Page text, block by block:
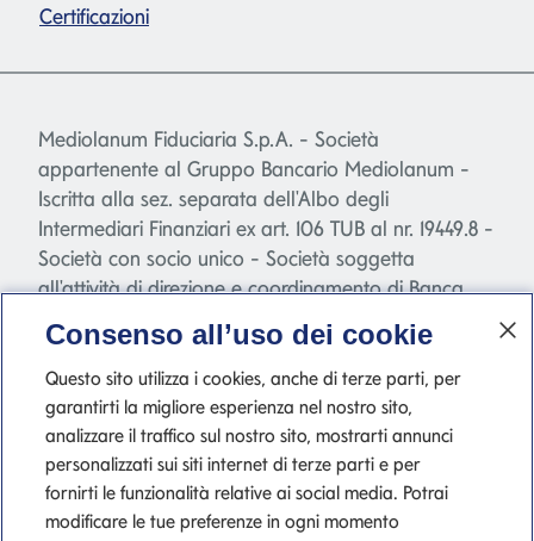
Certificazioni
Mediolanum Fiduciaria S.p.A. - Società
appartenente al Gruppo Bancario Mediolanum -
Iscritta alla sez. separata dell'Albo degli
Intermediari Finanziari ex art. 106 TUB al nr. 19449.8 -
Società con socio unico - Società soggetta
all'attività di direzione e coordinamento di Banca
240.000,00 i.v.- Codice Fiscale - Iscrizione Registro
Imprese n.07334650962 - P.IVA 10540610960 del
Gruppo IVA Banca Mediolanum - Aut. attività
fiduciaria D.M. 27/06/2011 - Sede legale e Direzione,
Via Ennio Doris - Palazzo Meucci, 20079.
Consenso all’uso dei cookie
Questo sito utilizza i cookies, anche di terze parti, per
garantirti la migliore esperienza nel nostro sito,
analizzare il traffico sul nostro sito, mostrarti annunci
personalizzati sui siti internet di terze parti e per
fornirti le funzionalità relative ai social media. Potrai
modificare le tue preferenze in ogni momento